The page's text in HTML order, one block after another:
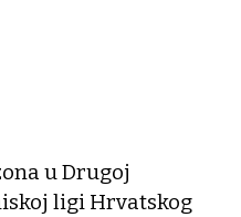
u Drugoj
ligi Hrvatskog